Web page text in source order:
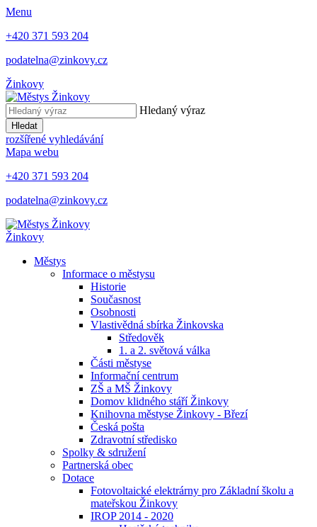
Menu
+420 371 593 204
podatelna@zinkovy.cz
Žinkovy
Hledaný výraz
Hledat
rozšířené vyhledávání
Mapa webu
+420 371 593 204
podatelna@zinkovy.cz
Žinkovy
Městys
Informace o městysu
Historie
Současnost
Osobnosti
Vlastivědná sbírka Žinkovska
Středověk
1. a 2. světová válka
Části městyse
Informační centrum
ZŠ a MŠ Žinkovy
Domov klidného stáří Žinkovy
Knihovna městyse Žinkovy - Březí
Česká pošta
Zdravotní středisko
Spolky & sdružení
Partnerská obec
Dotace
Fotovoltaické elektrárny pro Základní školu a
mateřskou Žinkovy
IROP 2014 - 2020